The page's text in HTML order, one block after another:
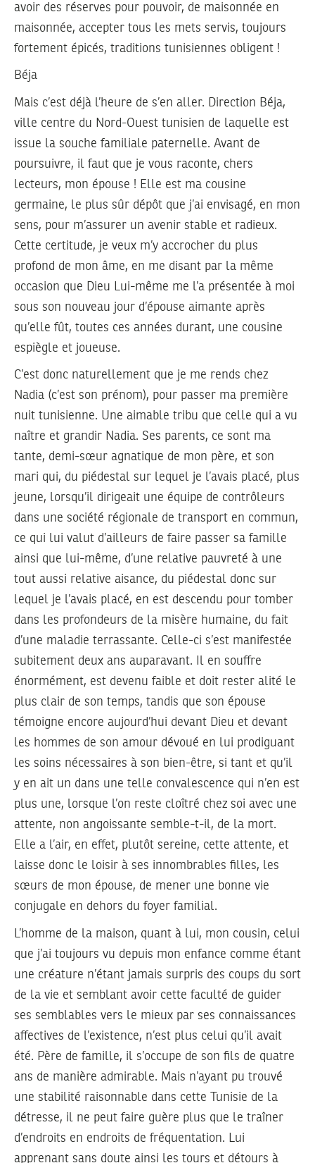
avoir des réserves pour pouvoir, de maisonnée en
maisonnée, accepter tous les mets servis, toujours
fortement épicés, traditions tunisiennes obligent !
Béja
Mais c’est déjà l’heure de s’en aller. Direction Béja,
ville centre du Nord-Ouest tunisien de laquelle est
issue la souche familiale paternelle. Avant de
poursuivre, il faut que je vous raconte, chers
lecteurs, mon épouse ! Elle est ma cousine
germaine, le plus sûr dépôt que j’ai envisagé, en mon
sens, pour m’assurer un avenir stable et radieux.
Cette certitude, je veux m’y accrocher du plus
profond de mon âme, en me disant par la même
occasion que Dieu Lui-même me l’a présentée à moi
sous son nouveau jour d’épouse aimante après
qu’elle fût, toutes ces années durant, une cousine
espiègle et joueuse.
C’est donc naturellement que je me rends chez
Nadia (c’est son prénom), pour passer ma première
nuit tunisienne. Une aimable tribu que celle qui a vu
naître et grandir Nadia. Ses parents, ce sont ma
tante, demi-sœur agnatique de mon père, et son
mari qui, du piédestal sur lequel je l’avais placé, plus
jeune, lorsqu’il dirigeait une équipe de contrôleurs
dans une société régionale de transport en commun,
ce qui lui valut d’ailleurs de faire passer sa famille
ainsi que lui-même, d’une relative pauvreté à une
tout aussi relative aisance, du piédestal donc sur
lequel je l’avais placé, en est descendu pour tomber
dans les profondeurs de la misère humaine, du fait
d’une maladie terrassante. Celle-ci s’est manifestée
subitement deux ans auparavant. Il en souffre
énormément, est devenu faible et doit rester alité le
plus clair de son temps, tandis que son épouse
témoigne encore aujourd’hui devant Dieu et devant
les hommes de son amour dévoué en lui prodiguant
les soins nécessaires à son bien-être, si tant et qu’il
y en ait un dans une telle convalescence qui n’en est
plus une, lorsque l’on reste cloîtré chez soi avec une
attente, non angoissante semble-t-il, de la mort.
Elle a l’air, en effet, plutôt sereine, cette attente, et
laisse donc le loisir à ses innombrables filles, les
sœurs de mon épouse, de mener une bonne vie
conjugale en dehors du foyer familial.
L’homme de la maison, quant à lui, mon cousin, celui
que j’ai toujours vu depuis mon enfance comme étant
une créature n’étant jamais surpris des coups du sort
de la vie et semblant avoir cette faculté de guider
ses semblables vers le mieux par ses connaissances
affectives de l’existence, n’est plus celui qu’il avait
été. Père de famille, il s’occupe de son fils de quatre
ans de manière admirable. Mais n’ayant pu trouvé
une stabilité raisonnable dans cette Tunisie de la
détresse, il ne peut faire guère plus que le traîner
d’endroits en endroits de fréquentation. Lui
apprenant sans doute ainsi les tours et détours à